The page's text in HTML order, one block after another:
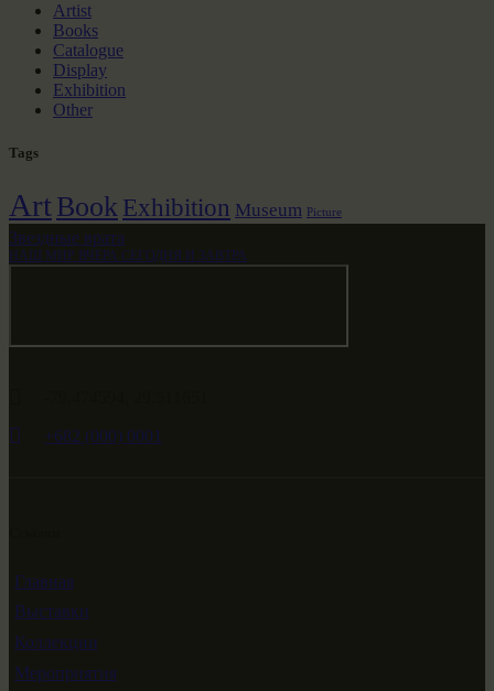
Artist
Books
Catalogue
Display
Exhibition
Other
Tags
ArtBook Exhibition Museum Picture
Звездные врата
НАШ МИР ВЧЕРА СЕГОДНЯ И ЗАВТРА
+682 (000) 0001
Главная
Выставки
Коллекции
Мероприятия